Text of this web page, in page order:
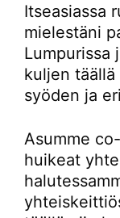
Itseasiassa
mielestäni
kuljen
syöden ja
Asumme
huikeat